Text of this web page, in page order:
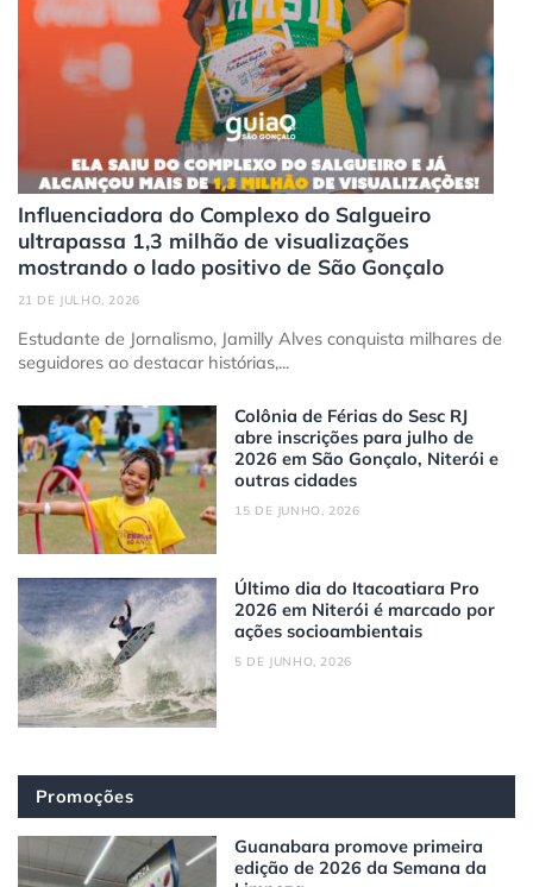
Influenciadora do Complexo do Salgueiro
ultrapassa 1,3 milhão de visualizações
mostrando o lado positivo de São Gonçalo
21 DE JULHO, 2026
Estudante de Jornalismo, Jamilly Alves conquista milhares de
seguidores ao destacar histórias,...
Colônia de Férias do Sesc RJ
abre inscrições para julho de
2026 em São Gonçalo, Niterói e
outras cidades
15 DE JUNHO, 2026
Último dia do Itacoatiara Pro
2026 em Niterói é marcado por
ações socioambientais
5 DE JUNHO, 2026
Promoções
Guanabara promove primeira
edição de 2026 da Semana da